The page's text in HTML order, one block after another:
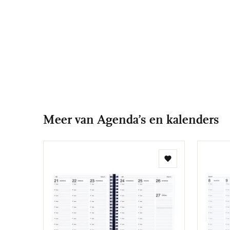
Meer van Agenda’s en kalenders
Toevoegen
verlanglijst